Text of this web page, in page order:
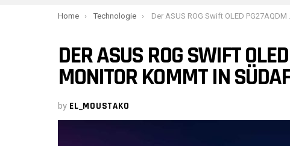
You are here:
Home Technologie Der ASUS ROG Swift OLED PG27AQDM Gaming-Monitor kommt in Südafrika an
DER ASUS ROG SWIFT
MONITOR KOMMT IN
by EL_MOUSTAKO